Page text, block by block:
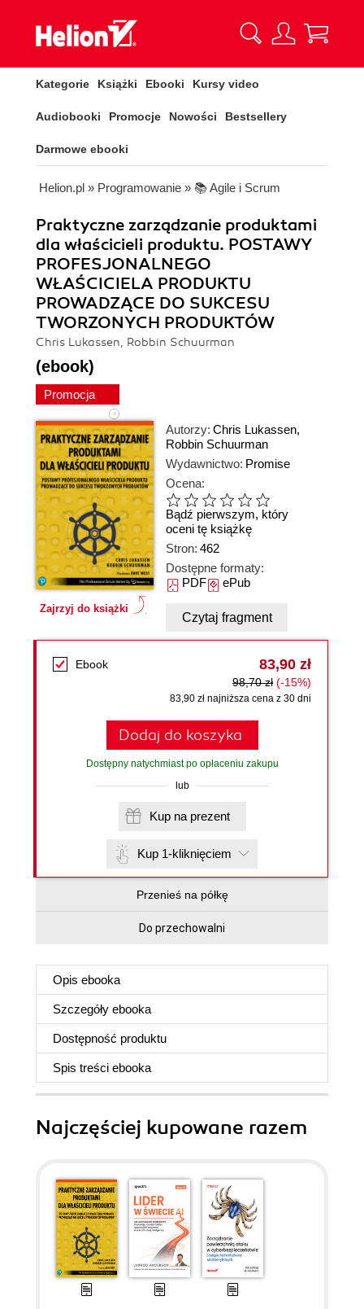
Kategorie Książki Ebooki Kursy video
Audiobooki Promocje Nowości Bestsellery
Darmowe ebooki
Helion.pl » Programowanie » 📚 Agile i Scrum
Praktyczne zarządzanie produktami
dla właścicieli produktu. POSTAWY
PROFESJONALNEGO
WŁAŚCICIELA PRODUKTU
PROWADZĄCE DO SUKCESU
TWORZONYCH PRODUKTÓW
Chris Lukassen, Robbin Schuurman
(ebook)
Promocja
Zajrzyj do książki
Autorzy: Chris Lukassen,
Robbin Schuurman
Wydawnictwo: Promise
Ocena:
Bądź pierwszym, który
oceni tę książkę
Stron: 462
Dostępne formaty:
PDFePub
Czytaj fragment
Ebook 83,90 zł
98,70 zł (-15%)
83,90 zł najniższa cena z 30 dni
Dodaj do koszyka
Dostępny natychmiast po opłaceniu zakupu
lub
Kup na prezent
Kup 1-kliknięciem
Przenieś na półkę
Do przechowalni
Opis ebooka
Szczegóły ebooka
Dostępność produktu
Spis treści ebooka
Najczęściej kupowane razem